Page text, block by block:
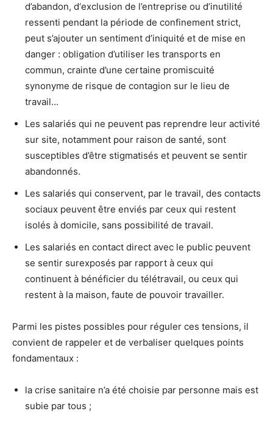
d’abandon, d‘exclusion de l’entreprise ou d’inutilité
ressenti pendant la période de confinement strict,
peut s’ajouter un sentiment d’iniquité et de mise en
danger : obligation d’utiliser les transports en
commun, crainte d’une certaine promiscuité
synonyme de risque de contagion sur le lieu de
travail…
Les salariés qui ne peuvent pas reprendre leur activité
sur site, notamment pour raison de santé, sont
susceptibles d’être stigmatisés et peuvent se sentir
abandonnés.
Les salariés qui conservent, par le travail, des contacts
sociaux peuvent être enviés par ceux qui restent
isolés à domicile, sans possibilité de travail.
Les salariés en contact direct avec le public peuvent
se sentir surexposés par rapport à ceux qui
continuent à bénéficier du télétravail, ou ceux qui
restent à la maison, faute de pouvoir travailler.
Parmi les pistes possibles pour réguler ces tensions, il
convient de rappeler et de verbaliser quelques points
fondamentaux :
la crise sanitaire n’a été choisie par personne mais est
subie par tous ;